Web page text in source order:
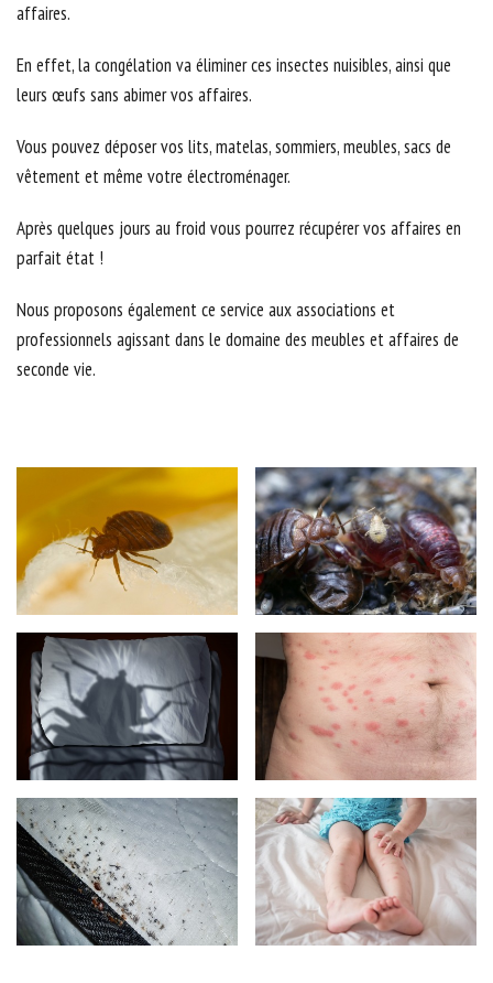
affaires.
En effet, la congélation va éliminer ces insectes nuisibles, ainsi que
leurs œufs sans abimer vos affaires.
Vous pouvez déposer vos lits, matelas, sommiers, meubles, sacs de
vêtement et même votre électroménager.
Après quelques jours au froid vous pourrez récupérer vos affaires en
parfait état !
Nous proposons également ce service aux associations et
professionnels agissant dans le domaine des meubles et affaires de
seconde vie.